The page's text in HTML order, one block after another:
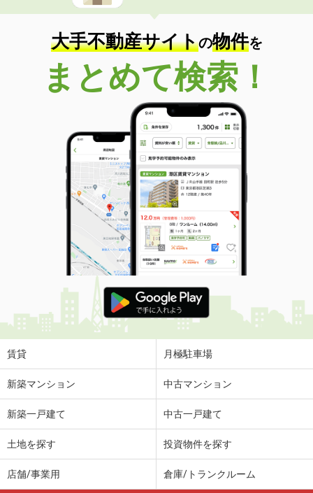
大手不動産サイトの物件を
まとめて検索！
賃貸 月極駐車場
新築マンション 中古マンション
新築一戸建て 中古一戸建て
土地を探す 投資物件を探す
店舗/事業用 倉庫/トランクルーム